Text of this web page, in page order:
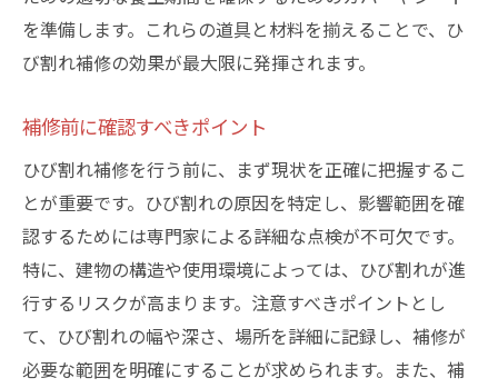
を準備します。これらの道具と材料を揃えることで、ひ
び割れ補修の効果が最大限に発揮されます。
補修前に確認すべきポイント
ひび割れ補修を行う前に、まず現状を正確に把握するこ
とが重要です。ひび割れの原因を特定し、影響範囲を確
認するためには専門家による詳細な点検が不可欠です。
特に、建物の構造や使用環境によっては、ひび割れが進
行するリスクが高まります。注意すべきポイントとし
て、ひび割れの幅や深さ、場所を詳細に記録し、補修が
必要な範囲を明確にすることが求められます。また、補